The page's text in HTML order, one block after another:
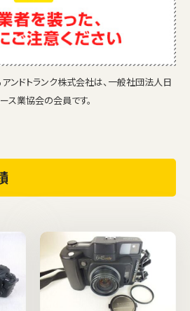
ンドトランク株式会社は、一般社団法人日
ス業協会の会員です。